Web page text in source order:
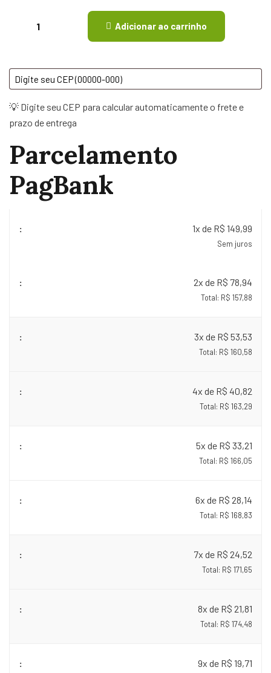
Adicionar ao carrinho
💡 Digite seu CEP para calcular automaticamente o frete e
prazo de entrega
Parcelamento
PagBank
1x de R$ 149,99
Sem juros
2x de R$ 78,94
Total: R$ 157,88
3x de R$ 53,53
Total: R$ 160,58
4x de R$ 40,82
Total: R$ 163,29
5x de R$ 33,21
Total: R$ 166,05
6x de R$ 28,14
Total: R$ 168,83
7x de R$ 24,52
Total: R$ 171,65
8x de R$ 21,81
Total: R$ 174,48
9x de R$ 19,71